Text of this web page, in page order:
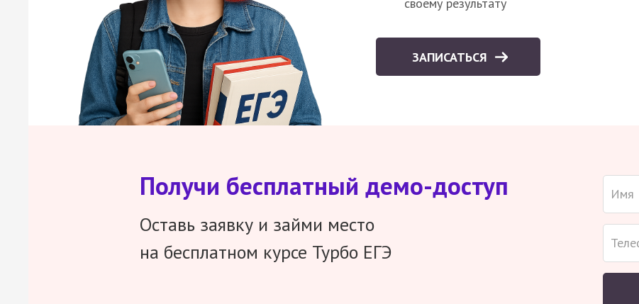
ЗАПИСАТЬСЯ
Получи бесплатный демо-доступ
Оставь заявку и займи место
на бесплатном курсе Турбо ЕГЭ